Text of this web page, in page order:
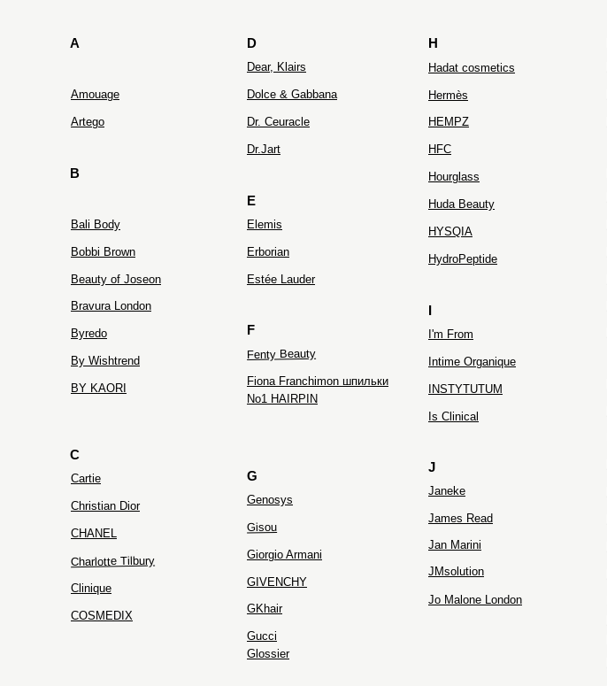
Glossier
Genosys
Dr. Ceuracle
Elemis
Estée Lauder
Gucci
Jan Marini
HYSQIA
COSMEDIX
BY KAORI
JMsolution
Fiona Franchimon шпильки
No1 HAIRPIN
Intime Organique
INSTYTUTUM
Huda Beauty
Fenty Beauty
Erborian
Dr.Jart
Gisou
Dolce & Gabbana
Hourglass
Hadat cosmetics
James Read
Is Clinical
Christian Dior
Charlotte Tilbury
CHANEL
Bali Body
HydroPeptide
Hermès
Artego
GKhair
Janeke
Cartie
By Wishtrend
Byredo
Bravura London
Bobbi Brown
Amouage
Dear, Klairs
Clinique
Giorgio Armani
HFC
I'm From
Jo Malone London
A
B
C
D
E
F
G
H
I
J
HEMPZ
Beauty of Joseon
GIVENCHY